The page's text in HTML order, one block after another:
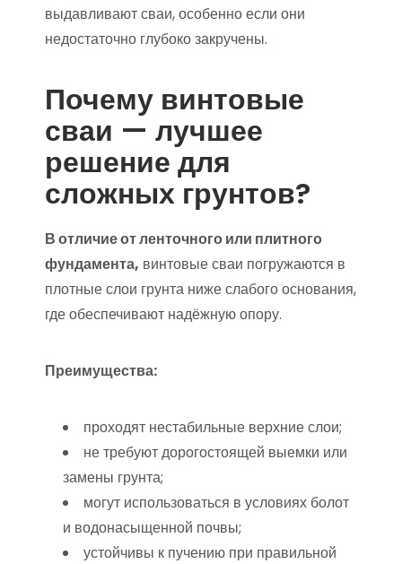
выдавливают сваи, особенно если они
недостаточно глубоко закручены.
Почему винтовые
сваи — лучшее
решение для
сложных грунтов?
В отличие от ленточного или плитного
фундамента, винтовые сваи погружаются в
плотные слои грунта ниже слабого основания,
где обеспечивают надёжную опору.
Преимущества:
проходят нестабильные верхние слои;
не требуют дорогостоящей выемки или
замены грунта;
могут использоваться в условиях болот
и водонасыщенной почвы;
устойчивы к пучению при правильной